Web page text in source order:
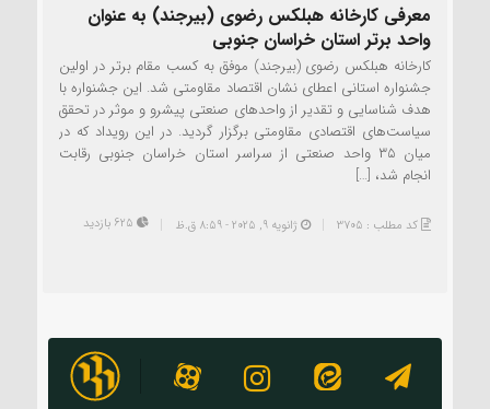
معرفی کارخانه هبلکس رضوی (بیرجند) به عنوان
واحد برتر استان خراسان جنوبی
کارخانه هبلکس رضوی (بیرجند) موفق به کسب مقام برتر در اولین
جشنواره استانی اعطای نشان اقتصاد مقاومتی شد. این جشنواره با
هدف شناسایی و تقدیر از واحدهای صنعتی پیشرو و موثر در تحقق
سیاست‌های اقتصادی مقاومتی برگزار گردید. در این رویداد که در
میان ۳۵ واحد صنعتی از سراسر استان خراسان جنوبی رقابت
انجام شد، […]
کد مطلب : 3705 ژانویه 9, 2025 - 8:59 ق.ظ